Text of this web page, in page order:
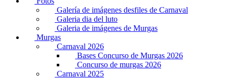
Galería de imágenes desfiles de Carnaval
Galeria dia del luto
Galeria de imágenes de Murgas
Murgas
Carnaval 2026
Bases Concurso de Murgas 2026
Concurso de murgas 2026
Carnaval 2025